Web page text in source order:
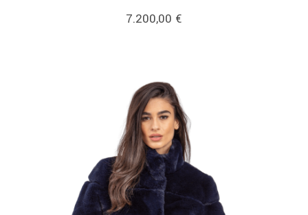
7.200,00 €